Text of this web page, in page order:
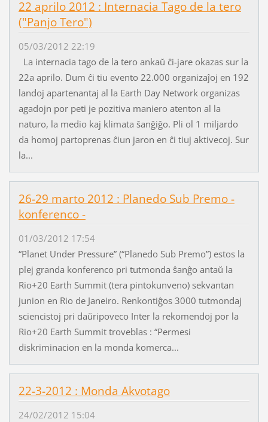
22 aprilo 2012 : Internacia Tago de la tero
("Panjo Tero")
05/03/2012 22:19
La internacia tago de la tero ankaŭ ĉi-jare okazas sur la
22a aprilo. Dum ĉi tiu evento 22.000 organizaĵoj en 192
landoj apartenantaj al la Earth Day Network organizas
agadojn por peti je pozitiva maniero atenton al la
naturo, la medio kaj klimata ŝanĝiĝo. Pli ol 1 miljardo
da homoj partoprenas ĉiun jaron en ĉi tiuj aktivecoj. Sur
la...
26-29 marto 2012 : Planedo Sub Premo -
konferenco -
01/03/2012 17:54
“Planet Under Pressure” (“Planedo Sub Premo”) estos la
plej granda konferenco pri tutmonda ŝanĝo antaŭ la
Rio+20 Earth Summit (tera pintokunveno) sekvantan
junion en Rio de Janeiro. Renkontiĝos 3000 tutmondaj
sciencistoj pri daŭripoveco Inter la rekomendoj por la
Rio+20 Earth Summit troveblas : “Permesi
diskriminacion en la monda komerca...
22-3-2012 : Monda Akvotago
24/02/2012 15:04